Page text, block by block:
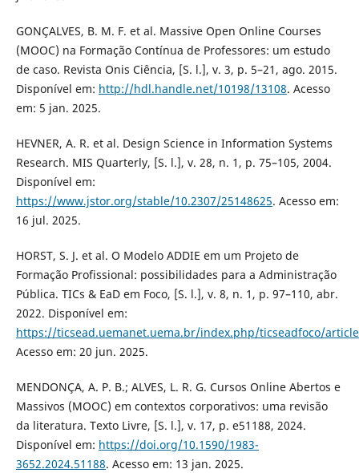
GONÇALVES, B. M. F. et al. Massive Open Online Courses
(MOOC) na Formação Contínua de Professores: um estudo
de caso. Revista Onis Ciência, [S. l.], v. 3, p. 5–21, ago. 2015.
Disponível em: http://hdl.handle.net/10198/13108. Acesso
em: 5 jan. 2025.
HEVNER, A. R. et al. Design Science in Information Systems
Research. MIS Quarterly, [S. l.], v. 28, n. 1, p. 75–105, 2004.
Disponível em:
https://www.jstor.org/stable/10.2307/25148625. Acesso em:
16 jul. 2025.
HORST, S. J. et al. O Modelo ADDIE em um Projeto de
Formação Profissional: possibilidades para a Administração
Pública. TICs & EaD em Foco, [S. l.], v. 8, n. 1, p. 97–110, abr.
2022. Disponível em:
https://ticsead.uemanet.uema.br/index.php/ticseadfoco/
Acesso em: 20 jun. 2025.
MENDONÇA, A. P. B.; ALVES, L. R. G. Cursos Online Abertos e
Massivos (MOOC) em contextos corporativos: uma revisão
da literatura. Texto Livre, [S. l.], v. 17, p. e51188, 2024.
Disponível em: https://doi.org/10.1590/1983-
3652.2024.51188. Acesso em: 13 jan. 2025.